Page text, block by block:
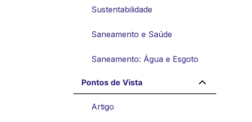
Sustentabilidade
Saneamento e Saúde
Saneamento: Água e Esgoto
Pontos de Vista
Artigo